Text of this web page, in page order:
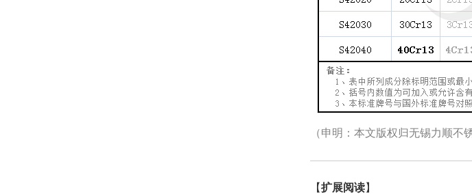
（申明：本文版权归无锡力顺不
【扩展阅读】